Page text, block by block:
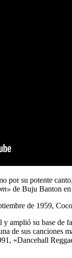
por su potente
de Buju Banton
de 1959,
amplió su base de
de sus canciones
«Dancehall